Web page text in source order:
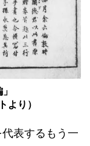
より）
表するもう一